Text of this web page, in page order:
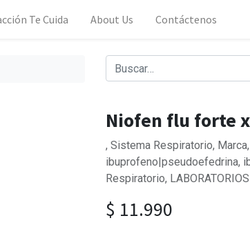
Te Cuida About Us Contáctenos
Niofen flu forte
, Sistema Respiratorio, Marca,
ibuprofeno|pseudoefedrina,
Respiratorio,
$ 11.990